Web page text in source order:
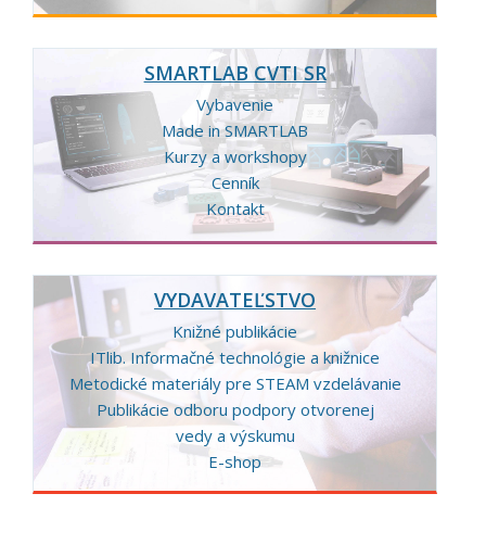
SMARTLAB CVTI SR
Vybavenie
Made in SMARTLAB
Kurzy a workshopy
Cenník
Kontakt
VYDAVATEĽSTVO
Knižné publikácie
ITlib. Informačné technológie a knižnice
Metodické materiály pre STEAM vzdelávanie
Publikácie odboru podpory otvorenej
vedy a výskumu
E-shop